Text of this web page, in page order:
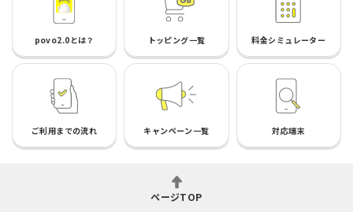
povo2.0とは？ トッピング一覧 料金シミュレーター
ご利用までの流れ キャンペーン一覧 対応端末
ページTOP